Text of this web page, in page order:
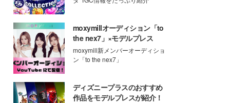
moxymillオーディション「to
the nex7」×モデルプレス
moxymill新メンバーオーディショ
ン「to the nex7」
ディズニープラスのおすすめ
作品をモデルプレスが紹介！